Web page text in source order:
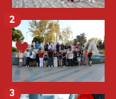
2
3